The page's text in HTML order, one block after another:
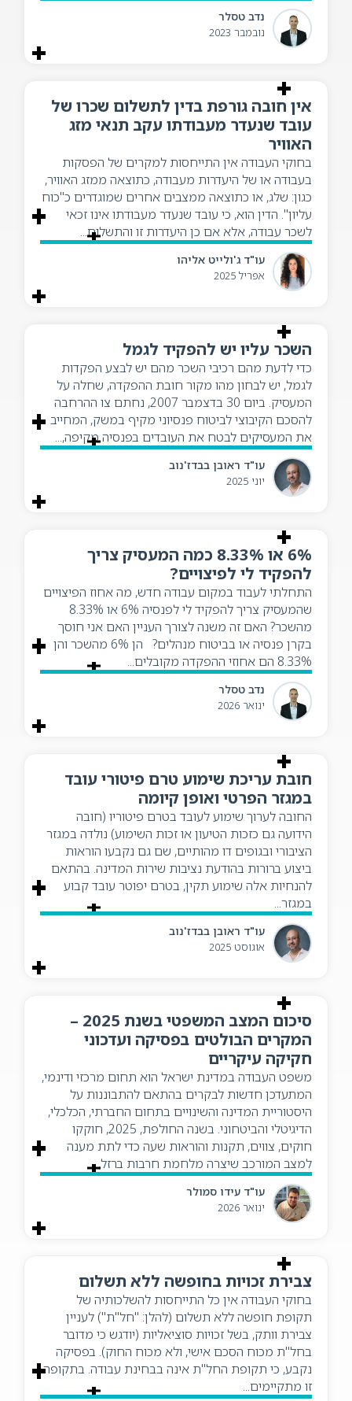
נדב טסלר
נובמבר 2023
אין חובה גורפת בדין לתשלום שכרו של
עובד שנעדר מעבודתו עקב תנאי מזג
האוויר
בחוקי העבודה אין התייחסות למקרים של הפסקות
בעבודה או של היעדרות מעבודה, כתוצאה ממזג האוויר,
כגון: שלג, או כתוצאה ממצבים אחרים שמוגדרים כ"כוח
עליון". הדין הוא, כי עובד שנעדר מעבודתו אינו זכאי
לשכר עבודה, אלא אם כן היעדרות זו והתשלום...
עו"ד ג'ולייט אליהו
אפריל 2025
השכר עליו יש להפקיד לגמל
כדי לדעת מהם רכיבי השכר מהם יש לבצע הפקדות
לגמל, יש לבחון מהו מקור חובת ההפקדה, שחלה על
המעסיק. ביום 30 בדצמבר 2007, נחתם צו ההרחבה
להסכם הקיבוצי לביטוח פנסיוני מקיף במשק, המחייב
את המעסיקים לבטח את העובדים בפנסיה מקיפה,...
עו"ד ראובן בבדז'נוב
יוני 2025
6% או 8.33% כמה המעסיק צריך
להפקיד לי לפיצויים?
התחלתי לעבוד במקום עבודה חדש, מה אחוז הפיצויים
שהמעסיק צריך להפקיד לי לפנסיה 6% או 8.33%
מהשכר? האם זה משנה לצורך העניין האם אני חוסך
בקרן פנסיה או בביטוח מנהלים? הן 6% מהשכר והן
8.33% הם אחוזי ההפקדה מקובלים...
נדב טסלר
ינואר 2026
חובת עריכת שימוע טרם פיטורי עובד
במגזר הפרטי ואופן קיומה
החובה לערוך שימוע לעובד בטרם פיטוריו (חובה
הידועה גם כזכות הטיעון או זכות השימוע) נולדה במגזר
הציבורי ובגופים דו מהותיים, שם גם נקבעו הוראות
ביצוע ברורות בהודעת נציבות שירות המדינה. בהתאם
להנחיות אלה שימוע תקין, בטרם יפוטר עובד קבוע
במגזר...
עו"ד ראובן בבדז'נוב
אוגוסט 2025
סיכום המצב המשפטי בשנת 2025 –
המקרים הבולטים בפסיקה ועדכוני
חקיקה עיקריים
משפט העבודה במדינת ישראל הוא תחום מרכזי ודינמי,
המתעדכן חדשות לבקרים בהתאם להתבוננות על
היסטוריית המדינה והשינויים בתחום החברתי, הכלכלי,
הדיגיטלי והביטחוני. בשנה החולפת, 2025, חוקקו
חוקים, צווים, תקנות והוראות שעה כדי לתת מענה
למצב המורכב שיצרה מלחמת חרבות ברזל,...
עו"ד עידו סמולר
ינואר 2026
צבירת זכויות בחופשה ללא תשלום
בחוקי העבודה אין כל התייחסות להשלכותיה של
תקופת חופשה ללא תשלום (להלן: "חל"ת") לעניין
צבירת וותק, בשל זכויות סוציאליות (יודגש כי מדובר
בחל"ת מכוח הסכם אישי, ולא מכוח החוק). בפסיקה
נקבע, כי תקופת החל"ת אינה בבחינת עבודה. בתקופה
זו מתקיימים...